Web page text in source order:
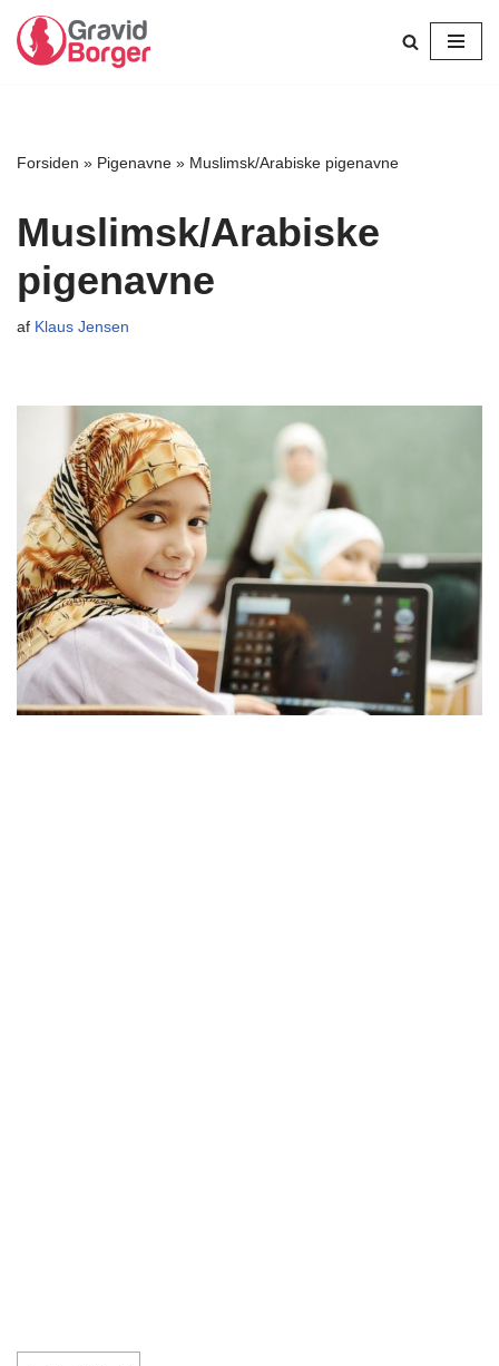
Spring
Forsiden » Pigenavne » Muslimsk/Arabiske pigenavne
Muslimsk/Arabiske
pigenavne
af Klaus Jensen